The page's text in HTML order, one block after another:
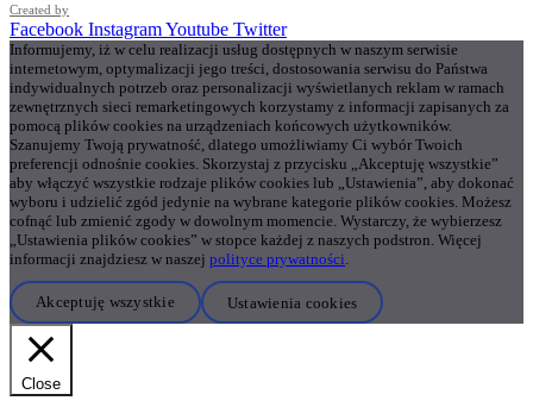
Created by
Facebook InstagramYoutube Twitter
Informujemy, iż w celu realizacji usług dostępnych w naszym serwisie
internetowym, optymalizacji jego treści, dostosowania serwisu do Państwa
indywidualnych potrzeb oraz personalizacji wyświetlanych reklam w ramach
zewnętrznych sieci remarketingowych korzystamy z informacji zapisanych za
pomocą plików cookies na urządzeniach końcowych użytkowników.
Szanujemy Twoją prywatność, dlatego umożliwiamy Ci wybór Twoich
preferencji odnośnie cookies. Skorzystaj z przycisku „Akceptuję wszystkie”
aby włączyć wszystkie rodzaje plików cookies lub „Ustawienia”, aby dokonać
wyboru i udzielić zgód jedynie na wybrane kategorie plików cookies. Możesz
cofnąć lub zmienić zgody w dowolnym momencie. Wystarczy, że wybierzesz
„Ustawienia plików cookies” w stopce każdej z naszych podstron. Więcej
informacji znajdziesz w naszej polityce prywatności
Akceptuję wszystkie Ustawienia cookies
Close